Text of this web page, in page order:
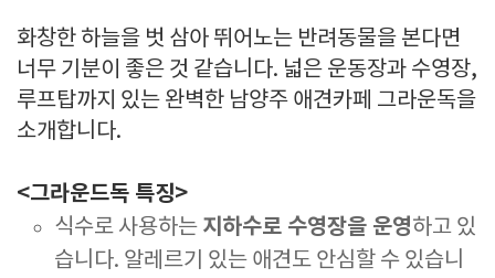
화창한 하늘을 벗 삼아 뛰어노는 반려동물을 본다면
너무 기분이 좋은 것 같습니다. 넓은 운동장과 수영장,
루프탑까지 있는 완벽한 남양주 애견카페 그라운독을
소개합니다.
<그라운드독 특징>
식수로 사용하는 지하수로 수영장을 운영하고 있
습니다. 알레르기 있는 애견도 안심할 수 있습니